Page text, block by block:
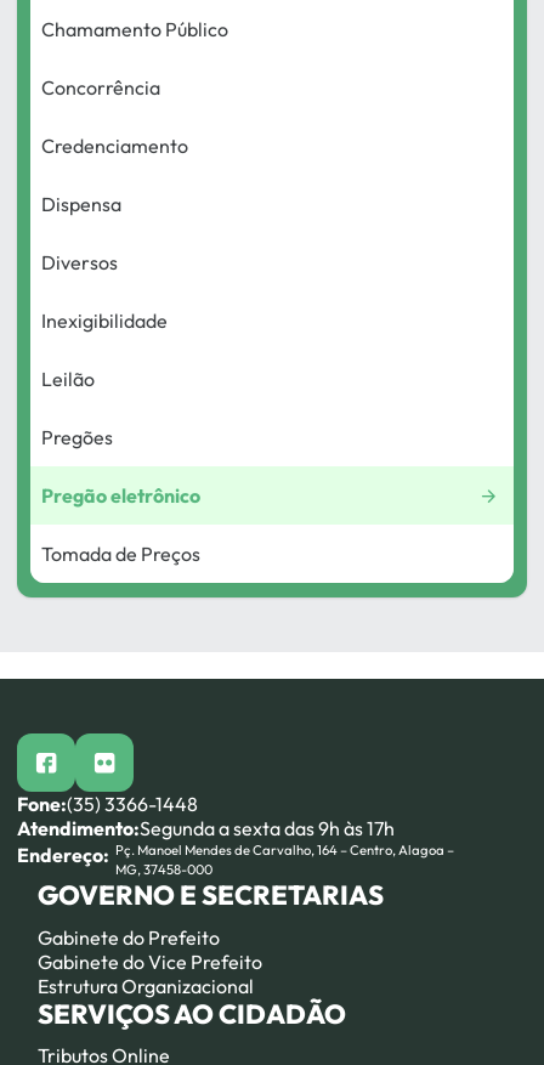
Chamamento Público
Concorrência
Credenciamento
Dispensa
Diversos
Inexigibilidade
Leilão
Pregões
Pregão eletrônico
Tomada de Preços
facebookflickr
Fone:(35) 3366-1448
Atendimento:Segunda a sexta das 9h às 17h
Endereço: Pç. Manoel Mendes de Carvalho, 164 – Centro, Alagoa –
MG, 37458-000
GOVERNO E SECRETARIAS
Gabinete do Prefeito
Gabinete do Vice Prefeito
Estrutura Organizacional
SERVIÇOS AO CIDADÃO
Tributos Online